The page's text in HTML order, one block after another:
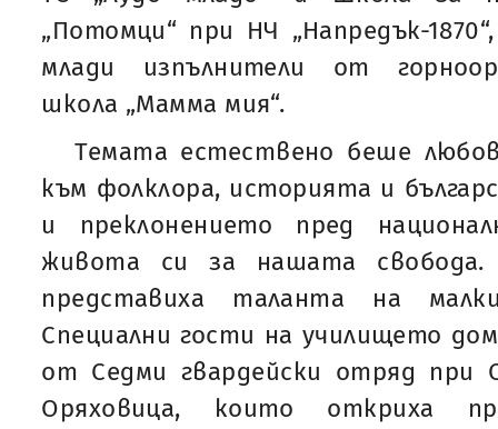
„Потомци“ при НЧ „Напредък-
млади изпълнители от
школа „Мамма мия“.
Темата естествено беше
към фолклора, историята и
и преклонението пред
живота си за нашата свобода.
представиха таланта на
Специални гости на училището
от Седми гвардейски отряд при
Оряховица, които откриха